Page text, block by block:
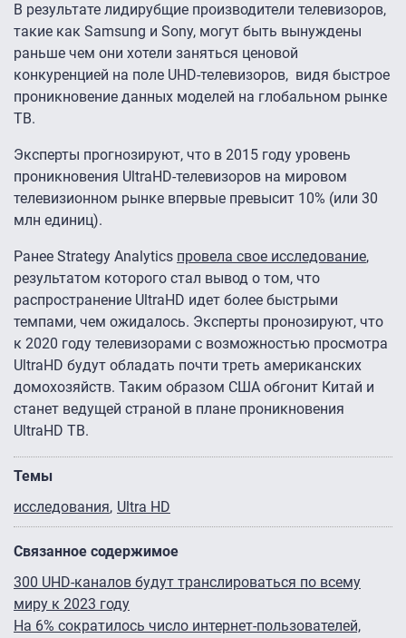
В результате лидирубщие производители телевизоров,
такие как Samsung и Sony, могут быть вынуждены
раньше чем они хотели заняться ценовой
конкуренцией на поле UHD-телевизоров, видя быстрое
проникновение данных моделей на глобальном рынке
ТВ.
Эксперты прогнозируют, что в 2015 году уровень
проникновения UltraHD-телевизоров на мировом
телевизионном рынке впервые превысит 10% (или 30
млн единиц).
Ранее Strategy Analytics провела свое исследование,
результатом которого стал вывод о том, что
распространение UltraHD идет более быстрыми
темпами, чем ожидалось. Эксперты пронозируют, что
к 2020 году телевизорами с возможностью просмотра
UltraHD будут обладать почти треть американских
домохозяйств. Таким образом США обгонит Китай и
станет ведущей страной в плане проникновения
UltraHD ТВ.
Темы
исследования Ultra HD
Связанное содержимое
300 UHD-каналов будут транслироваться по всему
миру к 2023 году
На 6% сократилось число интернет-пользователей,